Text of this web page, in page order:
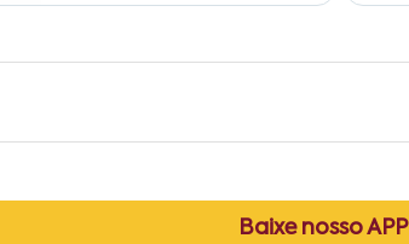
Baixe nosso APP